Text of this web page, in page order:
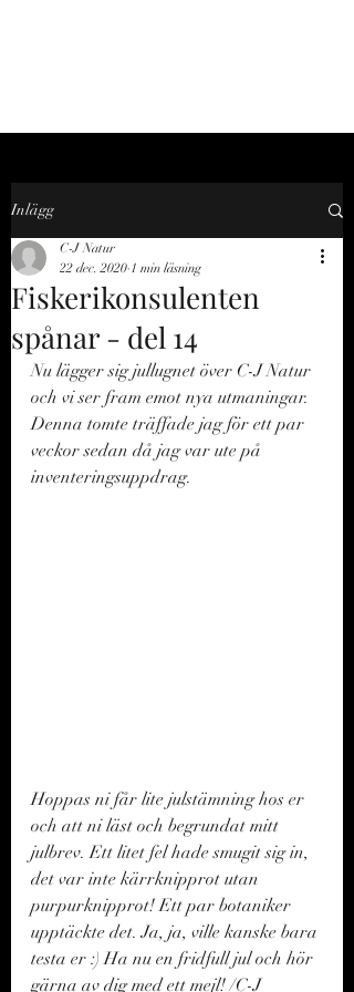
Inlägg
Fiskerikonsulenten
spånar - del 14
C-J Natur
22 dec. 2020 1 min läsning
Nu lägger sig jullugnet över C-J Natur
och vi ser fram emot nya utmaningar.
Denna tomte träffade jag för ett par
veckor sedan då jag var ute på
inventeringsuppdrag.
Hoppas ni får lite julstämning hos er
och att ni läst och begrundat mitt
julbrev. Ett litet fel hade smugit sig in,
det var inte kärrknipprot utan
purpurknipprot! Ett par botaniker
upptäckte det. Ja, ja, ville kanske bara
testa er :) Ha nu en fridfull jul och hör
gärna av dig med ett mejl! /C-J